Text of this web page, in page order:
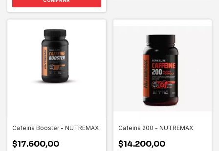
Cafeina Booster - NUTREMAX
$17.600,00
Cafeina 200 - NUTREMAX
$14.200,00